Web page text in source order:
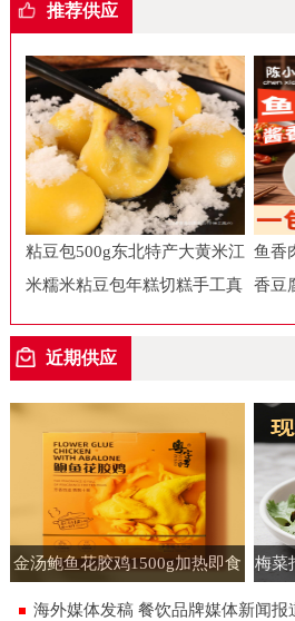
推荐供应
粘豆包500g东北特产大黄米江
米糯米粘豆包年糕切糕手工真
鱼香
香豆
近期供应
金汤鲍鱼花胶鸡1500g加热即食
速食半成品预制菜批发花胶鸡大
梅菜
用批